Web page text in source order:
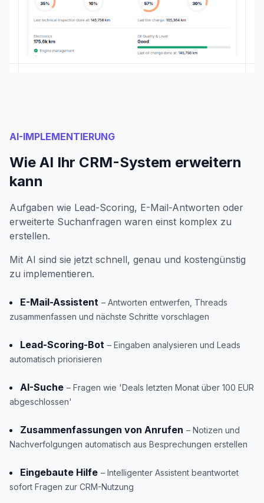
AI-IMPLEMENTIERUNG
Wie AI Ihr CRM-System erweitern
kann
Aufgaben wie Lead-Scoring, E-Mail-Antworten oder
erweiterte Suchanfragen waren einst komplex zu
erstellen.
Mit AI sind sie jetzt schnell, genau und kostengünstig
zu implementieren.
E-Mail-Assistent – Antworten entwerfen, Threads
zusammenfassen und nächste Schritte vorschlagen
Lead-Scoring-Bot – Eingaben analysieren und Leads
automatisch priorisieren
AI-Suche – Fragen wie 'Deals letzten Monat über 100 EUR
abgeschlossen'
Zusammenfassungen von Anrufen – Notizen und
Nachverfolgungen automatisch aus Besprechungen erstellen
Eingebaute Hilfe – Intelligenter Assistent beantwortet
sofort Fragen zur CRM-Nutzung